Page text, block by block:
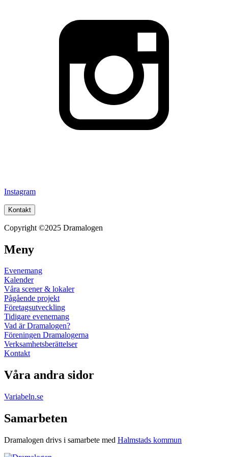
Instagram
Kontakt
Copyright ©2025 Dramalogen
Meny
Evenemang
Kalender
Våra scener & lokaler
Pågående projekt
Företagsutveckling
Tidigare evenemang
Vad är Dramalogen?
Föreningen Dramalogerna
Verksamhetsberättelser
Kontakt
Våra andra sidor
Variabeln.se
Samarbeten
Dramalogen drivs i samarbete med Halmstads kommun